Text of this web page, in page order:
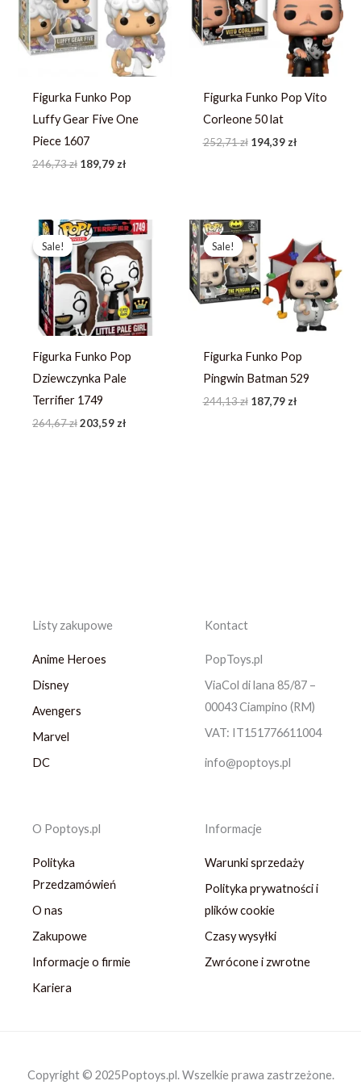
Figurka Funko Pop
Luffy Gear Five One
Piece 1607
246,73zł
246,73 zł.
189,79 zł
189,79 zł.
Figurka Funko Pop Vito
Corleone 50 lat
252,71zł
252,71 zł.
194,39 zł
194,39 zł.
Sale!
Sale!
Figurka Funko Pop
Dziewczynka Pale
Terrifier 1749
264,67zł
Pierwotna
cena
wynosiła:
264,67 zł.
203,59 zł
Aktualna
cena
wynosi:
203,59 zł.
Sale!
Sale!
Figurka Funko Pop
Pingwin Batman 529
244,13zł
Pierwotna
cena
wynosiła:
244,13 zł.
187,79 zł
cena
wynosi:
187,79 zł.
Listy zakupowe
Anime Heroes
Disney
Avengers
Marvel
DC
Kontact
PopToys.pl
ViaCol di lana 85/87 –
00043 Ciampino (RM)
VAT: IT151776611004
info@poptoys.pl
O Poptoys.pl
Polityka
Przedzamówień
O nas
Zakupowe
Informacje o firmie
Kariera
Informacje
Warunki sprzedaży
Polityka prywatności i
plików cookie
Czasy wysyłki
Zwrócone i zwrotne
Copyright © 2025Poptoys.pl. Wszelkie prawa zastrzeżone.